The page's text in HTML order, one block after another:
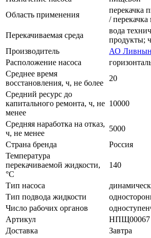
Область применения
перекачка
/
Перекачиваемая среда
вода
продукты;
Производитель
АО
Расположение насоса
Среднее время
восстановления, ч, не более
20
Средний ресурс до
капитального ремонта, ч, не
менее
10000
Средняя наработка на отказ,
ч, не менее
5000
Страна бренда
Россия
Температура
перекачиваемой жидкости,
°C
140
Тип насоса
Тип подвода жидкости
Число рабочих органов
Артикул
НПЩ00067
Доставка
Завтра